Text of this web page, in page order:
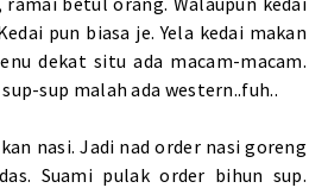
pun biasa je. Yela kedai makan
dekat situ ada macam-macam.
sup malah ada western..fuh..
nasi. Jadi nad order nasi goreng
Suami pulak order bihun sup.